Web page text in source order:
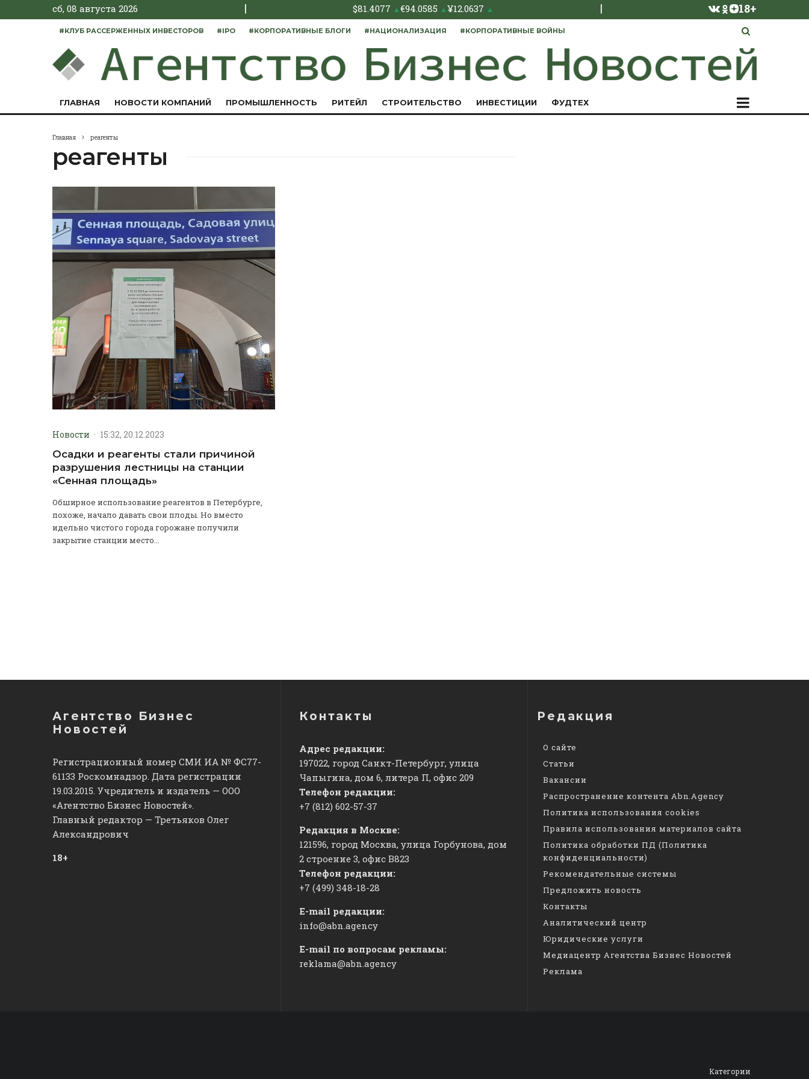
сб, 08 августа 2026 | $81.4077 ▲€94.0585 ▲¥12.0637 ▲ | 18+
#КЛУБ РАССЕРЖЕННЫХ ИНВЕСТОРОВ #IPO #КОРПОРАТИВНЫЕ БЛОГИ #НАЦИОНАЛИЗАЦИЯ #КОРПОРАТИВНЫЕ ВОЙНЫ
ГЛАВНАЯ НОВОСТИ КОМПАНИЙ ПРОМЫШЛЕННОСТЬ РИТЕЙЛ СТРОИТЕЛЬСТВО ИНВЕСТИЦИИ ФУДТЕХ
Главная реагенты
реагенты
Новости · 15:32, 20.12.2023
Осадки и реагенты стали причиной
разрушения лестницы на станции
«Сенная площадь»
Обширное использование реагентов в Петербурге,
похоже, начало давать свои плоды. Но вместо
идельно чистого города горожане получили
закрытие станции место...
Агентство Бизнес
Новостей
Регистрационный номер СМИ ИА № ФС77-
61133 Роскомнадзор. Дата регистрации
19.03.2015. Учредитель и издатель — ООО
«Агентство Бизнес Новостей».
Главный редактор — Третьяков Олег
Александрович
18+
Контакты
Адрес редакции:
197022, город Санкт-Петербург, улица
Чапыгина, дом 6, литера П, офис 209
Телефон редакции:
+7 (812) 602-57-37
Редакция в Москве:
121596, город Москва, улица Горбунова, дом
2 строение 3, офис ​В823
Телефон редакции:
+7 (499) 348-18-28
E-mail редакции:
info@abn.agency
E-mail по вопросам рекламы:
reklama@abn.agency
Редакция
О сайте
Статьи
Вакансии
Распространение контента Abn.Agency
Политика использования cookies
Правила использования материалов сайта
Политика обработки ПД (Политика
конфиденциальности)
Рекомендательные системы
Предложить новость
Контакты
Аналитический центр
Юридические услуги
Медиацентр Агентства Бизнес Новостей
Реклама
Категории